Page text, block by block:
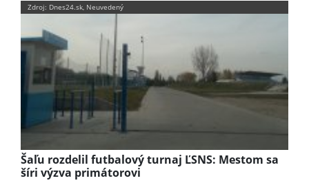
Zdroj: Dnes24.sk, Neuvedený
Šaľu rozdelil futbalový turnaj ĽSNS: Mestom sa
šíri výzva primátorovi